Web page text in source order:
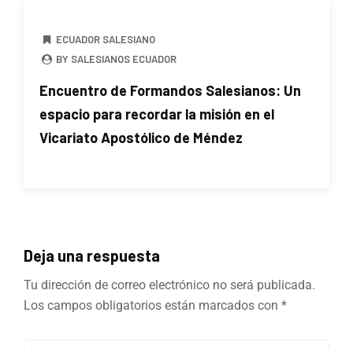
ECUADOR SALESIANO
BY SALESIANOS ECUADOR
Encuentro de Formandos Salesianos: Un
espacio para recordar la misión en el
Vicariato Apostólico de Méndez
Deja una respuesta
Tu dirección de correo electrónico no será publicada.
Los campos obligatorios están marcados con *